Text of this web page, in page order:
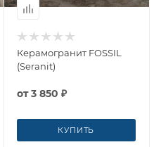
Керамогранит FOSSIL
(Seranit)
от3 850 ₽
КУПИТЬ